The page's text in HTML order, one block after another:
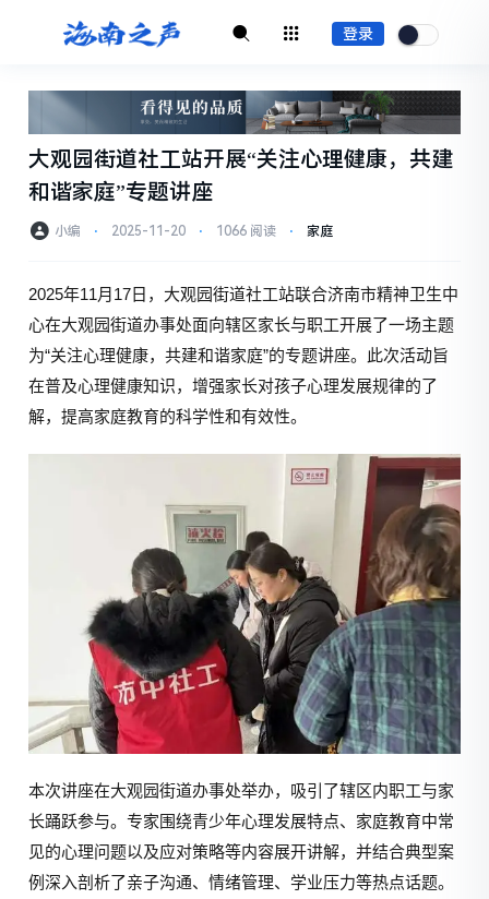
登录
大观园街道社工站开展“关注心理健康，共建
和谐家庭”专题讲座
小编 ⋅ 2025-11-20 ⋅ 1066 阅读 ⋅ 家庭
2025年11月17日，大观园街道社工站联合济南市精神卫生中
心在大观园街道办事处面向辖区家长与职工开展了一场主题
为“关注心理健康，共建和谐家庭”的专题讲座。此次活动旨
在普及心理健康知识，增强家长对孩子心理发展规律的了
解，提高家庭教育的科学性和有效性。
本次讲座在大观园街道办事处举办，吸引了辖区内职工与家
长踊跃参与。专家围绕青少年心理发展特点、家庭教育中常
见的心理问题以及应对策略等内容展开讲解，并结合典型案
例深入剖析了亲子沟通、情绪管理、学业压力等热点话题。